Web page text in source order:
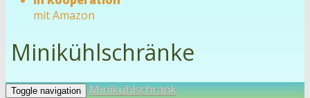
mit Amazon
Minikühlschränke
Toggle navigation
Minikühlschrank